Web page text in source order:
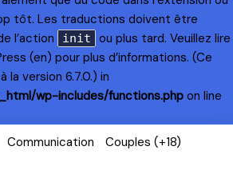
tôt. Les traductions doivent être
l’action
init
ou plus tard. Veuillez lire
(en) pour plus d’informations. (Ce
la version 6.7.0.) in
wp-includes/functions.php on line
Communication Couples (+18)